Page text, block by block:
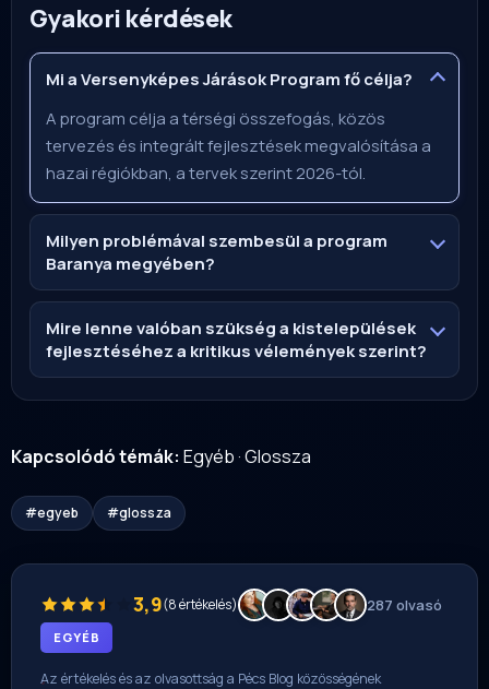
Gyakori kérdések
Mi a Versenyképes Járások Program fő célja?
A program célja a térségi összefogás, közös
tervezés és integrált fejlesztések megvalósítása a
hazai régiókban, a tervek szerint 2026-tól.
Milyen problémával szembesül a program
Baranya megyében?
Mire lenne valóban szükség a kistelepülések
fejlesztéséhez a kritikus vélemények szerint?
Kapcsolódó témák: Egyéb·Glossza
#egyeb #glossza
3,9(8 értékelés) 287 olvasó
EGYÉB
Az értékelés és az olvasottság a Pécs Blog közösségének